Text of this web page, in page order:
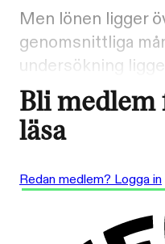
Men lönen ligger
genomsnittliga
undersökning
Bli
läsa
Redan medlem? Logga in